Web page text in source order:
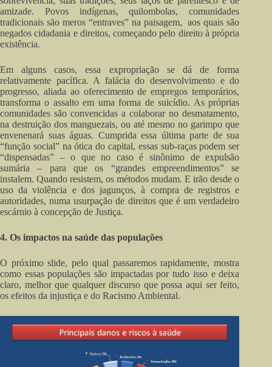
amizade. Povos indígenas, quilombolas, comunidades
tradicionais são meros “entraves” na paisagem, aos quais são
negados cidadania e direitos, começando pelo direito à própria
existência.
Em alguns casos, essa expropriação se dá de forma
relativamente pacífica. A falácia do desenvolvimento e do
progresso, aliada ao oferecimento de empregos temporários,
transforma o assalto em uma forma de suicídio. As próprias
comunidades são convencidas a colaborar no desmatamento,
na destruição dos manguezais, ou até mesmo no garimpo que
envenenará suas águas. Cumprida essa última parte de sua
“função social” na ótica do capital, essas sub-raças podem ser
“dispensadas” – o que no caso é sinônimo de expulsão
sumária – para que os “grandes empreendimentos” se
instalem. Quando resistem, os métodos mudam. E irão desde o
uso da violência e dos jagunços, à compra de registros e
autoridades, numa usurpação de direitos que é um verdadeiro
escárnio à concepção de Justiça.
4. Os impactos na saúde das populações
O próximo slide, pelo qual passaremos rapidamente, mostra
como essas populações são impactadas por tudo isso e deixa
claro, melhor que qualquer discurso que possa aqui ser feito,
os efeitos da injustiça e do Racismo Ambiental.